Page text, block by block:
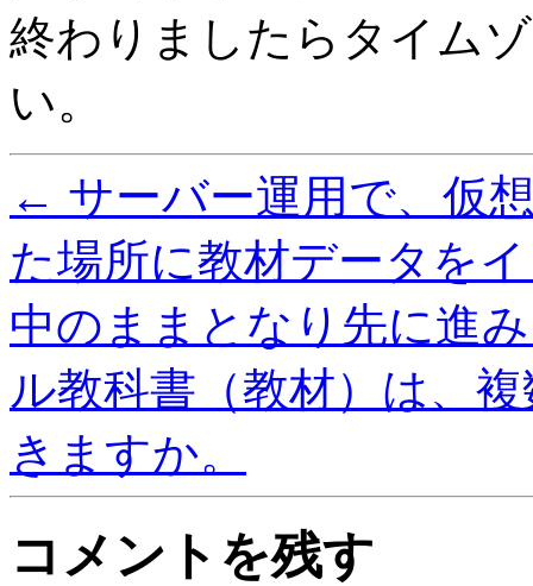
終わりましたらタイム
い。
← サーバー運用で、仮
た場所に教材データを
中のままとなり先に進
ル教科書（教材）は、
きますか。
コメントを残す